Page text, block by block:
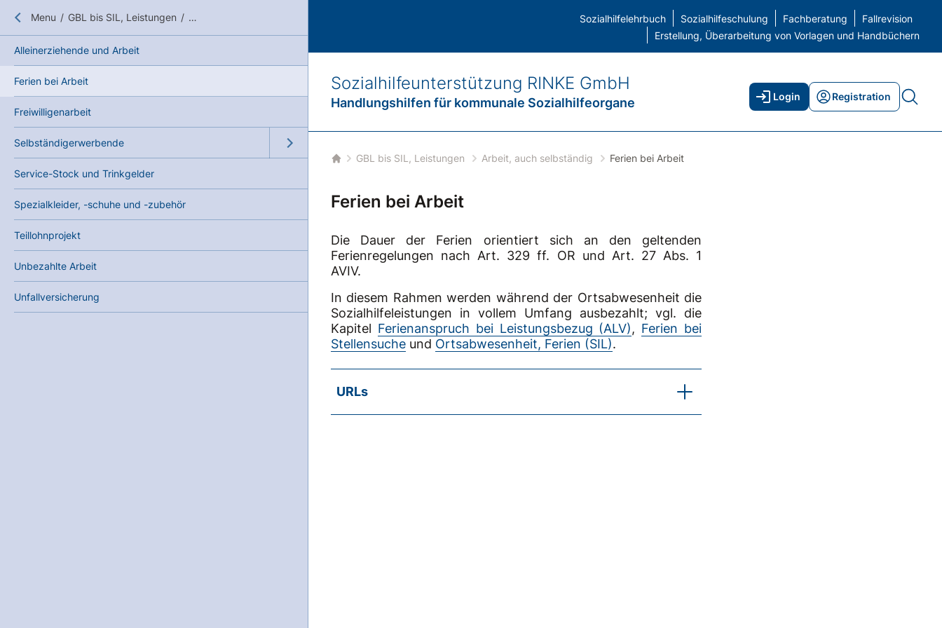
Close submenu
Menu / GBL bis SIL, Leistungen / Arbeit, auch selbständig
Alleinerziehende und Arbeit
Ferien bei Arbeit
Freiwilligenarbeit
Selbständigerwerbende Open submenu
Service-Stock und Trinkgelder
Spezialkleider, -schuhe und -zubehör
Teillohnprojekt
Unbezahlte Arbeit
Unfallversicherung
Sozialhilfelehrbuch Sozialhilfeschulung Fachberatung
Fallrevision
Erstellung, Überarbeitung von Vorlagen und Handbüchern
Sozialhilfeunterstützung RINKE GmbH
Handlungshilfen für kommunale Sozialhilfeorgane Login Registration
GBL bis SIL, Leistungen Arbeit, auch selbständig Ferien bei Arbeit
Ferien bei Arbeit
Die Dauer der Ferien orientiert sich an den geltenden
Ferienregelungen nach Art. 329 ff. OR und Art. 27 Abs. 1
AVIV.
In diesem Rahmen werden während der Ortsabwesenheit die
Sozialhilfeleistungen in vollem Umfang ausbezahlt; vgl. die
Kapitel Ferienanspruch bei Leistungsbezug (ALV), Ferien bei
Stellensuche und Ortsabwesenheit, Ferien (SIL).
URLs
OR (Gesetz)